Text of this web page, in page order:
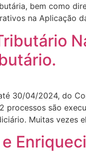
bem como
na Aplicação
30/04/2024, do
processos são
Muitas vezes